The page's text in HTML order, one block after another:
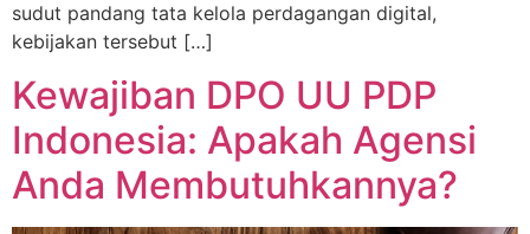
sudut pandang tata kelola perdagangan digital,
kebijakan tersebut […]
Kewajiban DPO UU PDP
Indonesia: Apakah Agensi
Anda Membutuhkannya?